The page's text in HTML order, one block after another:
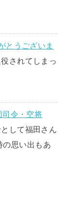
とうございま
されてしまっ
司令・空将
して福田さん
の思い出もあ